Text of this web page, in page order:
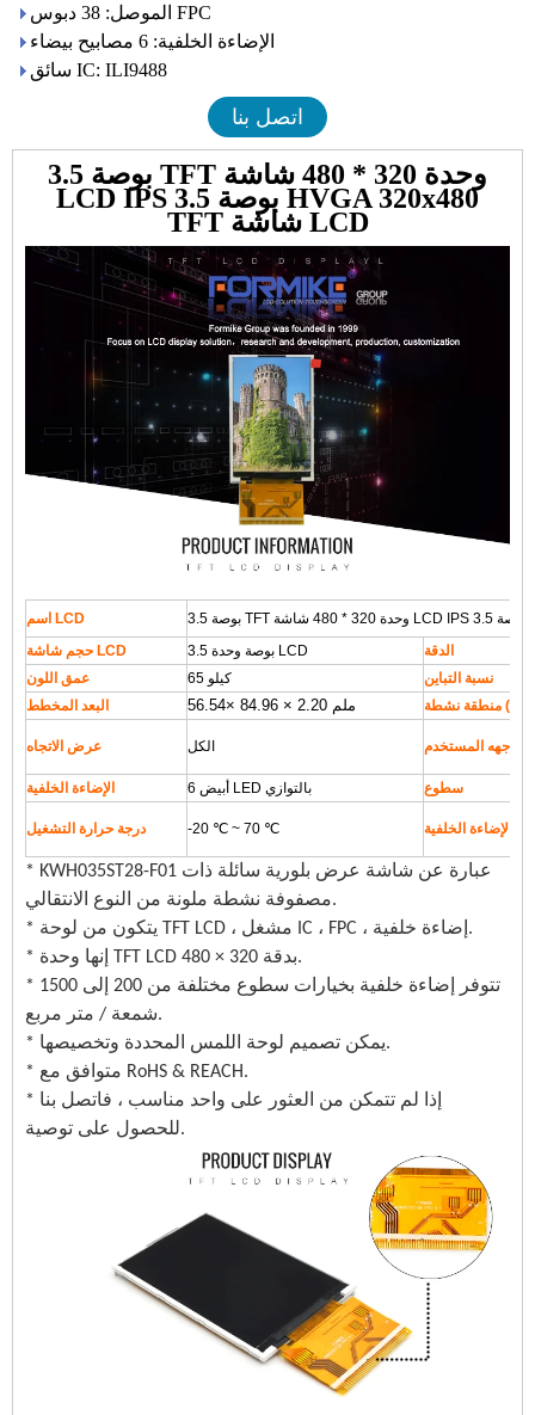
الموصل: 38 دبوس FPC
الإضاءة الخلفية: 6 مصابيح بيضاء
سائق IC: ILI9488
اتصل بنا
3.5 بوصة TFT وحدة 320 * 480 شاشة
LCD IPS 3.5 بوصة HVGA 320x480
TFT شاشة LCD
اسم LCD
حجم شاشة LCD
3.5 بوصة وحدة LCD
الدقة
عمق اللون
65 كيلو
نسبة التباين
البعد المخطط
56.54 × 84.96 × 2.20 ملم
عرض الاتجاه الكل واجهه المستخدم
الإضاءة الخلفية 6 أبيض LED بالتوازي سطوع
درجة حرارة التشغيل -20 ℃ ~ 70 ℃ الإضاءة الخلفية
* KWH035ST28-F01 عبارة عن شاشة عرض بلورية سائلة ذات
مصفوفة نشطة ملونة من النوع الانتقالي.
* يتكون من لوحة TFT LCD ، مشغل IC ، FPC ، إضاءة خلفية.
* إنها وحدة TFT LCD بدقة 320 × 480.
* تتوفر إضاءة خلفية بخيارات سطوع مختلفة من 200 إلى 1500
شمعة / متر مربع.
* يمكن تصميم لوحة اللمس المحددة وتخصيصها.
* متوافق مع RoHS & REACH.
* إذا لم تتمكن من العثور على واحد مناسب ، فاتصل بنا
للحصول على توصية.